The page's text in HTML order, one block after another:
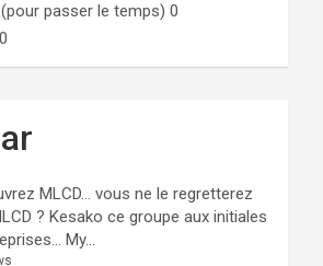
passer le temps) 0
0
MLCD… vous ne le regretterez
? Kesako ce groupe aux initiales
My...